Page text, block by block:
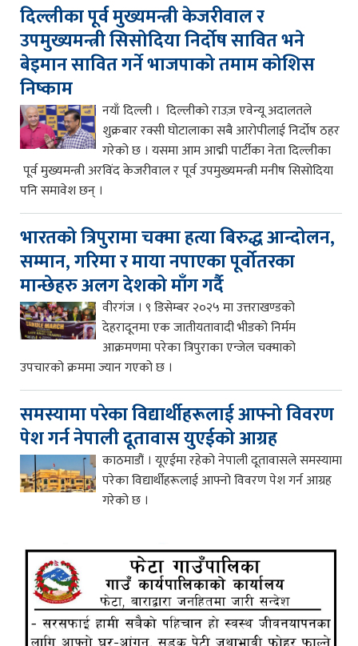
दिल्लीका पूर्व मुख्यमन्त्री केजरीवाल र
उपमुख्यमन्त्री सिसोदिया निर्दोष सावित भने
बेइमान सावित गर्ने भाजपाको तमाम कोशिस
निष्काम
नयाँ दिल्ली । दिल्लीको राउज़ एवेन्यू अदालतले
शुक्रबार रक्सी घोटालाका सबै आरोपीलाई निर्दोष ठहर
गरेको छ । यसमा आम आद्मी पार्टीका नेता दिल्लीका
पूर्व मुख्यमन्त्री अरविंद केजरीवाल र पूर्व उपमुख्यमन्त्री मनीष सिसोदिया
पनि समावेश छन् ।
भारतको त्रिपुरामा चक्मा हत्या बिरुद्ध आन्दोलन,
सम्मान, गरिमा र माया नपाएका पूर्वोतरका
मान्छेहरु अलग देशको माँग गर्दै
वीरगंज । ९ डिसेम्बर २०२५ मा उत्तराखण्डको
देहरादूनमा एक जातीयतावादी भीडको निर्मम
आक्रमणमा परेका त्रिपुराका एन्जेल चक्माको
उपचारको क्रममा ज्यान गएको छ ।
समस्यामा परेका विद्यार्थीहरूलाई आफ्नो विवरण
पेश गर्न नेपाली दूतावास युएईको आग्रह
काठमाडौं । यूएईमा रहेको नेपाली दूतावासले समस्यामा
परेका विद्यार्थीहरूलाई आफ्नो विवरण पेश गर्न आग्रह
गरेको छ ।